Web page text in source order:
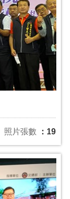
照片張數 ：19